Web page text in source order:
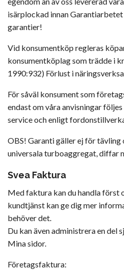
isärplockad innan
garantier!
Vid konsumentköp regleras
konsumentköplag som trädde i
1990:932) Förlust i
För såväl konsument som
endast om våra anvisningar
service och enligt
OBS! Garanti gäller ej för
universala turboaggregat, diffar
Svea Faktura
Med faktura kan du handla först
kundtjänst kan ge dig mer
behöver det.
Du kan även administrera en del
Mina sidor.
Företagsfaktura: